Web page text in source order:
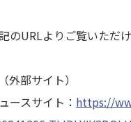
のURLよりご覧いただけ
外部サイト）
ースサイト： https://